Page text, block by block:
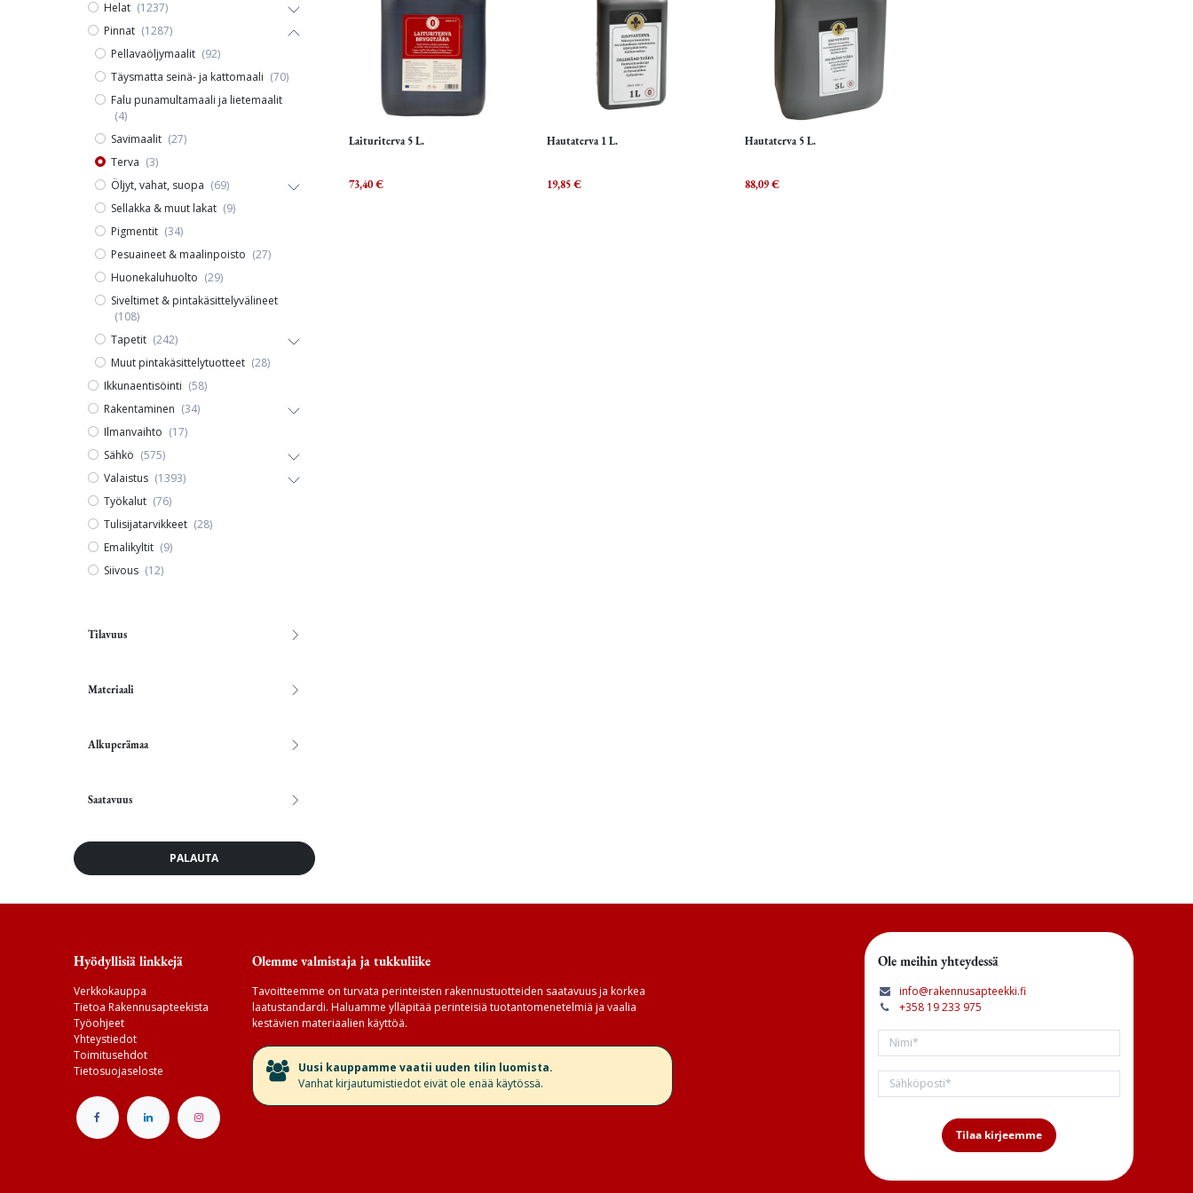
Helat (1237)
Pinnat (1287)
Pellavaöljymaalit (92)
Täysmatta seinä- ja kattomaali (70)
Falu punamultamaali ja lietemaalit
(4)
Savimaalit (27)
Terva (3)
Öljyt, vahat, suopa (69)
Sellakka & muut lakat (9)
Pigmentit (34)
Pesuaineet & maalinpoisto (27)
Huonekaluhuolto (29)
Siveltimet & pintakäsittelyvälineet
(108)
Tapetit (242)
Muut pintakäsittelytuotteet (28)
Ikkunaentisöinti (58)
Rakentaminen (34)
Ilmanvaihto (17)
Sähkö (575)
Valaistus (1393)
Työkalut (76)
Tulisijatarvikkeet (28)
Emalikyltit (9)
Siivous (12)
Tilavuus
Materiaali
Alkuperämaa
Saatavuus
PALAUTA
Laituriterva 5 L.
73,40€
Hautaterva 1 L.
19,85€
Hautaterva 5 L.
88,09€
Hyödyllisiä linkkejä
Verkkokauppa
Tietoa Rakennusapteekista
Työohjeet
Yhteystiedot
Toimitusehdot
Tietosuojaseloste
Olemme valmistaja ja tukkuliike
Tavoitteemme on turvata perinteisten rakennustuotteiden saatavuus ja korkea
laatustandardi. Haluamme ylläpitää perinteisiä tuotantomenetelmiä ja vaalia
kestävien materiaalien käyttöä.
​Uusi kauppamme vaatii uuden tilin luomista.
Vanhat kirjautumistiedot eivät ole enää käytössä.
Ole meihin yhteydessä
info@rakennusapteekki.fi
+358 19 233 975
Tilaa kirjeemme